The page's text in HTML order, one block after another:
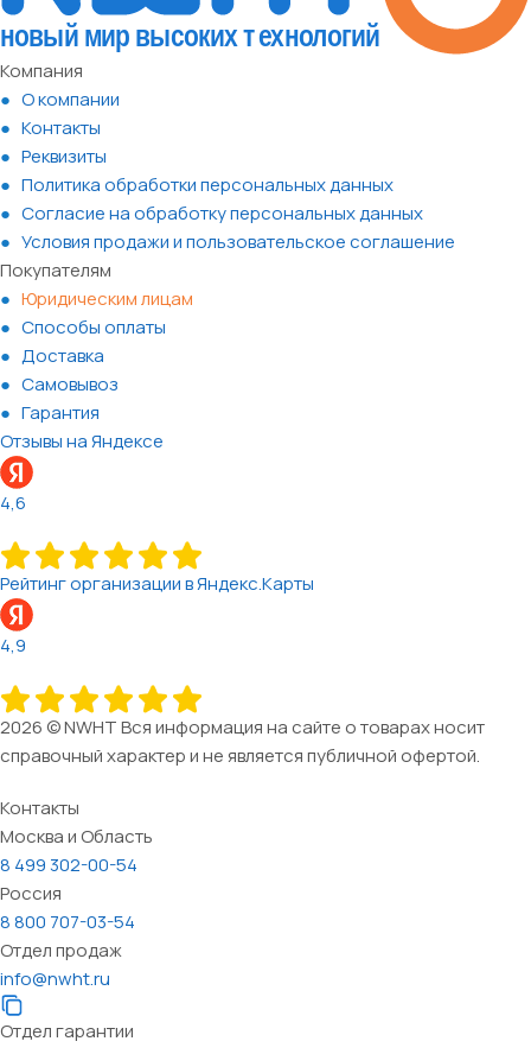
Компания
О компании
Контакты
Реквизиты
Политика обработки персональных данных
Согласие на обработку персональных данных
Условия продажи и пользовательское соглашение
Покупателям
Юридическим лицам
Способы оплаты
Доставка
Самовывоз
Гарантия
Отзывы на Яндексе
4,6
Рейтинг организации в Яндекс.Карты
4,9
2026 © NWHT Вся информация на сайте о товарах носит
справочный характер и не является публичной офертой.
Контакты
Москва и Область
8 499 302-00-54
Россия
8 800 707-03-54
Отдел продаж
info@nwht.ru
Отдел гарантии